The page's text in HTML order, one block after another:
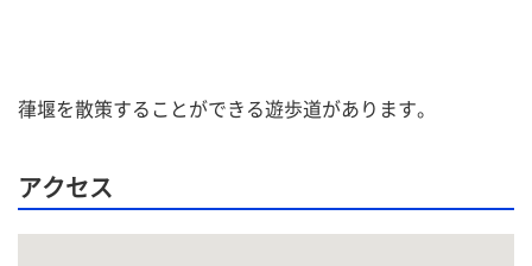
葎堰を散策することができる遊歩道があります。
アクセス